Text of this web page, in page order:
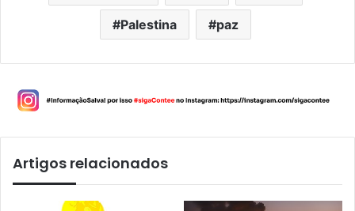
Palestina paz
Artigos relacionados